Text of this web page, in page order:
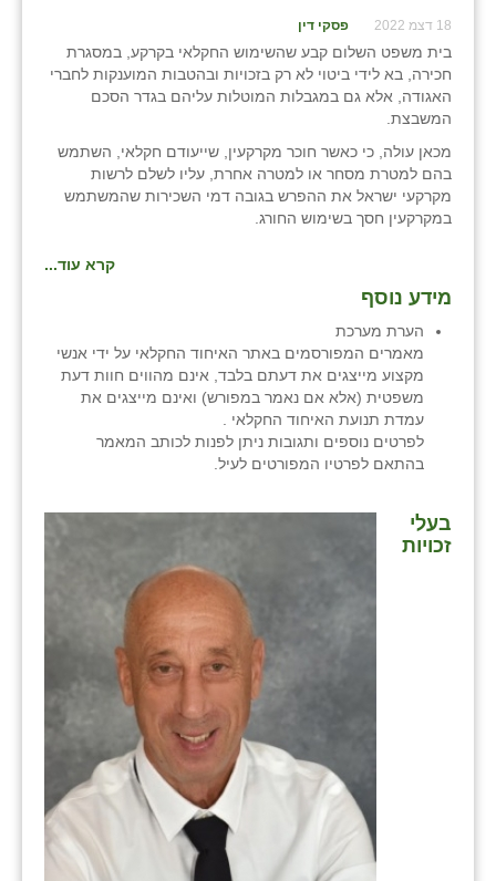
18 דצמ 2022 פסקי דין
בית משפט השלום קבע שהשימוש החקלאי בקרקע, במסגרת
חכירה, בא לידי ביטוי לא רק בזכויות ובהטבות המוענקות לחברי
האגודה, אלא גם במגבלות המוטלות עליהם בגדר הסכם
המשבצת.
מכאן עולה, כי כאשר חוכר מקרקעין, שייעודם חקלאי, השתמש
בהם למטרת מסחר או למטרה אחרת, עליו לשלם לרשות
מקרקעי ישראל את ההפרש בגובה דמי השכירות שהמשתמש
במקרקעין חסך בשימוש החורג.
קרא עוד...
מידע נוסף
הערת מערכת
מאמרים המפורסמים באתר האיחוד החקלאי על ידי אנשי
מקצוע מייצגים את דעתם בלבד, אינם מהווים חוות דעת
משפטית (אלא אם נאמר במפורש) ואינם מייצגים את
עמדת תנועת האיחוד החקלאי .
לפרטים נוספים ותגובות ניתן לפנות לכותב המאמר
בהתאם לפרטיו המפורטים לעיל.
בעלי
זכויות